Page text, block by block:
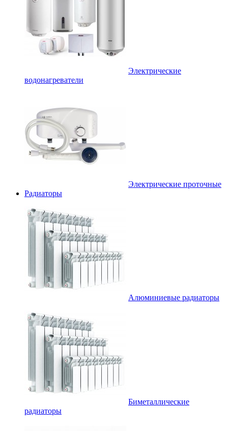
Электрические
водонагреватели
Электрические проточные
Радиаторы
Алюминиевые радиаторы
Биметаллические
радиаторы